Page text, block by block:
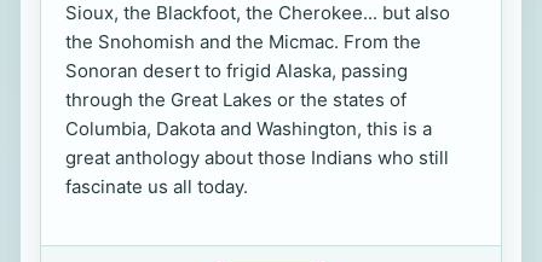
Sioux, the Blackfoot, the Cherokee... but also
the Snohomish and the Micmac. From the
Sonoran desert to frigid Alaska, passing
through the Great Lakes or the states of
Columbia, Dakota and Washington, this is a
great anthology about those Indians who still
fascinate us all today.